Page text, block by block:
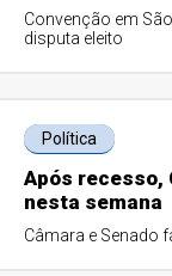
Convenção em
disputa eleito
Política
Após recesso,
nesta semana
Câmara e Senado